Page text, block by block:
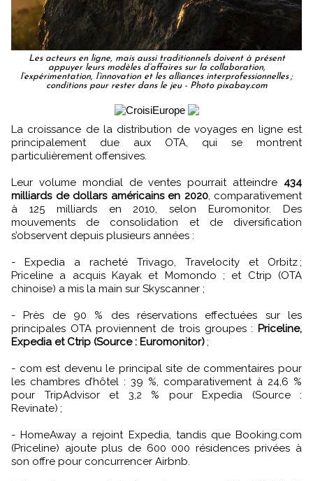
Les acteurs en ligne, mais aussi traditionnels doivent à présent
appuyer leurs modèles d’affaires sur la collaboration,
l’expérimentation, l’innovation et les alliances interprofessionnelles ;
conditions pour rester dans le jeu - Photo pixabay.com
La croissance de la distribution de voyages en ligne est
principalement due aux OTA, qui se montrent
particulièrement offensives.
Leur volume mondial de ventes pourrait atteindre 434
milliards de dollars américains en 2020, comparativement
à 125 milliards en 2010, selon Euromonitor. Des
mouvements de consolidation et de diversification
s’observent depuis plusieurs années :
- Expedia a racheté Trivago, Travelocity et Orbitz ;
Priceline a acquis Kayak et Momondo ; et Ctrip (OTA
chinoise) a mis la main sur Skyscanner ;
- Près de 90 % des réservations effectuées sur les
principales OTA proviennent de trois groupes : Priceline,
Expedia et Ctrip (Source : Euromonitor);
- com est devenu le principal site de commentaires pour
les chambres d’hôtel : 39 %, comparativement à 24,6 %
pour TripAdvisor et 3,2 % pour Expedia (Source :
Revinate) ;
- HomeAway a rejoint Expedia, tandis que Booking.com
(Priceline) ajoute plus de 600 000 résidences privées à
son offre pour concurrencer Airbnb.